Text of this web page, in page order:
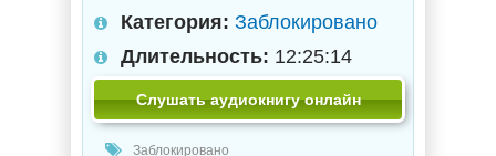
Категория: Заблокировано
Длительность: 12:25:14
Слушать аудиокнигу онлайн
Заблокировано